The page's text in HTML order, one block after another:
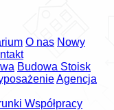
O nas Nowy
Budowa Stoisk
Agencja
Współpracy